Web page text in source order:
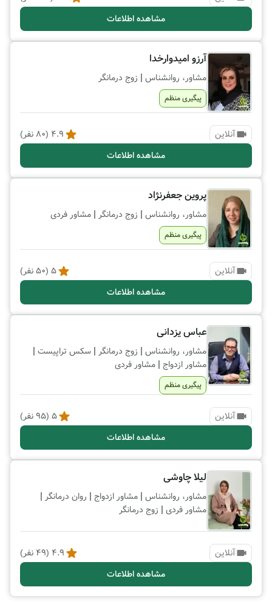
مشاهده اطلاعات
آرزو امیدوارخدا
مشاور، روانشناس | زوج درمانگر
پیگیری منظم
آنلاین 4.9
(
80 نفر)
مشاهده اطلاعات
پروین جعفرنژاد
مشاور، روانشناس | زوج درمانگر | مشاور فردی
پیگیری منظم
آنلاین 5
(
50نفر)
مشاهده اطلاعات
عباس یزدانی
مشاور، روانشناس | زوج درمانگر | سکس تراپیست |
مشاور ازدواج | مشاور فردی
پیگیری منظم
آنلاین 5
(
95نفر)
مشاهده اطلاعات
لیلا چاوشی
مشاور، روانشناس | مشاور ازدواج | روان درمانگر |
مشاور فردی | زوج درمانگر
آنلاین 4.9
(
49 نفر)
مشاهده اطلاعات